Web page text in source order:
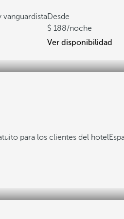
Desde
188/noche
Ver disponibilidad
para los clientes del hotel